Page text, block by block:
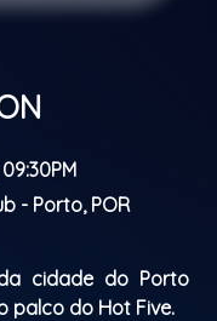
- Porto, POR
cidade do Porto
palco do Hot Five.